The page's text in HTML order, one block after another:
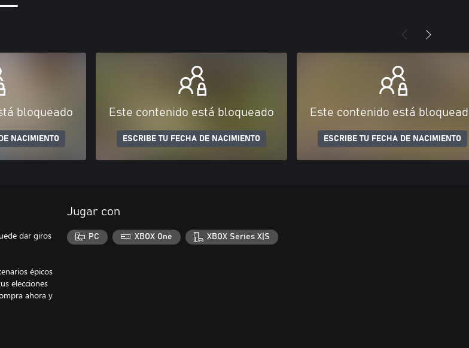
bloqueado
NACIMIENTO
Este contenido está bloqueado
ESCRIBE TU FECHA DE NACIMIENTO
Este contenido está
ESCRIBE TU FECHA DE NACIMIENTO
dar giros
épicos
elecciones
ahora y
Jugar con
PC XBOX One XBOX Series X|S